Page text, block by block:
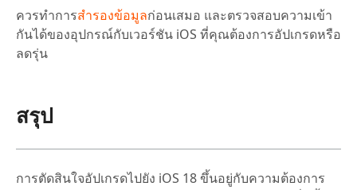
ควรทำการสำรองข้อมูลก่อนเสมอ และตรวจสอบความเข้า
กันได้ของอุปกรณ์กับเวอร์ชัน iOS ที่คุณต้องการอัปเกรดหรือ
ลดรุ่น
สรุป
การตัดสินใจอัปเกรดไปยัง iOS 18 ขึ้นอยู่กับความต้องการ